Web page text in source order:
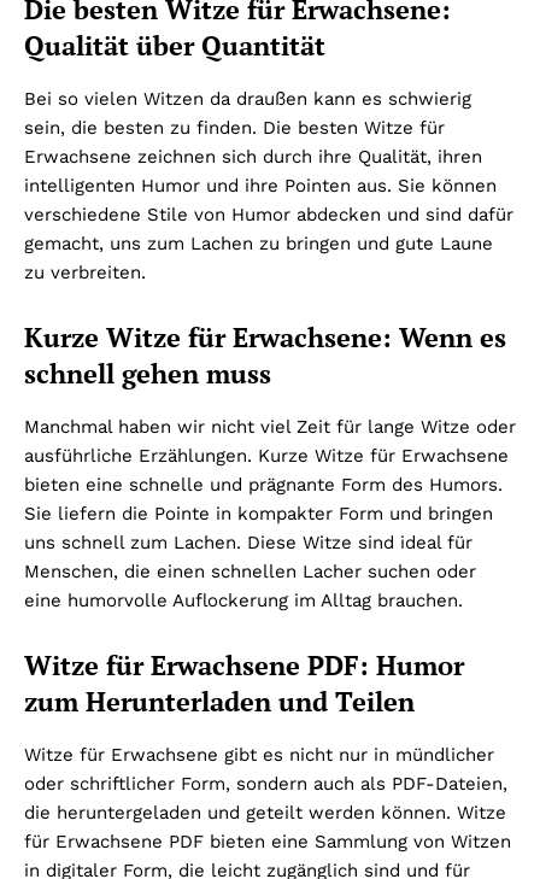
Die besten Witze für Erwachsene:
Qualität über Quantität
Bei so vielen Witzen da draußen kann es schwierig
sein, die besten zu finden. Die besten Witze für
Erwachsene zeichnen sich durch ihre Qualität, ihren
intelligenten Humor und ihre Pointen aus. Sie können
verschiedene Stile von Humor abdecken und sind dafür
gemacht, uns zum Lachen zu bringen und gute Laune
zu verbreiten.
Kurze Witze für Erwachsene: Wenn es
schnell gehen muss
Manchmal haben wir nicht viel Zeit für lange Witze oder
ausführliche Erzählungen. Kurze Witze für Erwachsene
bieten eine schnelle und prägnante Form des Humors.
Sie liefern die Pointe in kompakter Form und bringen
uns schnell zum Lachen. Diese Witze sind ideal für
Menschen, die einen schnellen Lacher suchen oder
eine humorvolle Auflockerung im Alltag brauchen.
Witze für Erwachsene PDF: Humor
zum Herunterladen und Teilen
Witze für Erwachsene gibt es nicht nur in mündlicher
oder schriftlicher Form, sondern auch als PDF-Dateien,
die heruntergeladen und geteilt werden können. Witze
für Erwachsene PDF bieten eine Sammlung von Witzen
in digitaler Form, die leicht zugänglich sind und für